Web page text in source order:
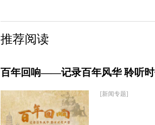
推荐阅读
百年回响——记录百年风华 聆听
[新闻专题]